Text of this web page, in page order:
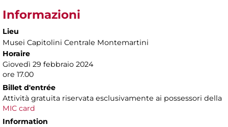
Informazioni
Lieu
Musei Capitolini Centrale Montemartini
Horaire
Giovedì 29 febbraio 2024
ore 17.00
Billet d'entrée
Attività gratuita riservata esclusivamente ai possessori della
MIC card
Information